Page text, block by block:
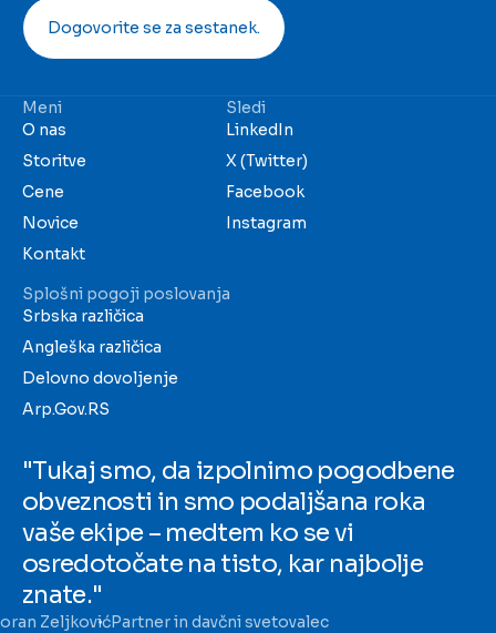
Dogovorite se za sestanek.
Meni
O nas
Storitve
Cene
Novice
Kontakt
Sledi
LinkedIn
X (Twitter)
Facebook
Instagram
Splošni pogoji poslovanja
Srbska različica
Angleška različica
Delovno dovoljenje
Arp.Gov.RS
"Tukaj smo, da izpolnimo pogodbene
obveznosti in smo podaljšana roka
vaše ekipe – medtem ko se vi
osredotočate na tisto, kar najbolje
znate."
ZeljkovićPartner in davčni svetovalec